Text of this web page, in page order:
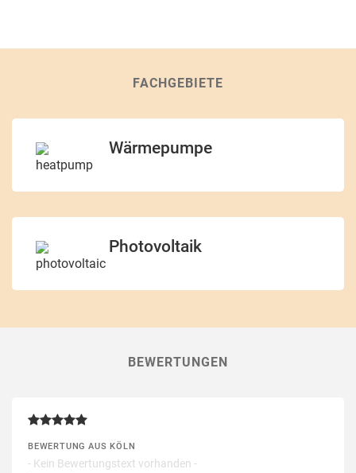
FACHGEBIETE
Wärmepumpe
Photovoltaik
BEWERTUNGEN
BEWERTUNG AUS KÖLN
- Kein Bewertungstext vorhanden -